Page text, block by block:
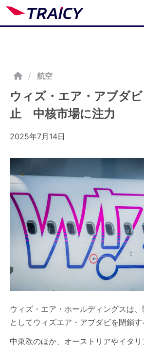
/ 航空
ウィズ・エア・アブダ
止 中核市場に注力
2025年7月14日
ウィズ・エア・ホールディングスは
としてウィズエア・アブダビを閉鎖す
中東欧のほか、オーストリアやイタ